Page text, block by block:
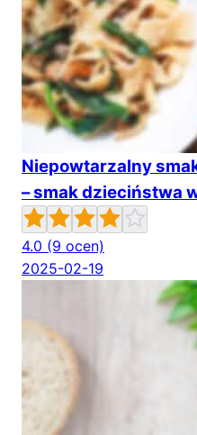
Niepowtarzalny
– smak dzieciństwa
4.0 (9 ocen)
2025-02-19